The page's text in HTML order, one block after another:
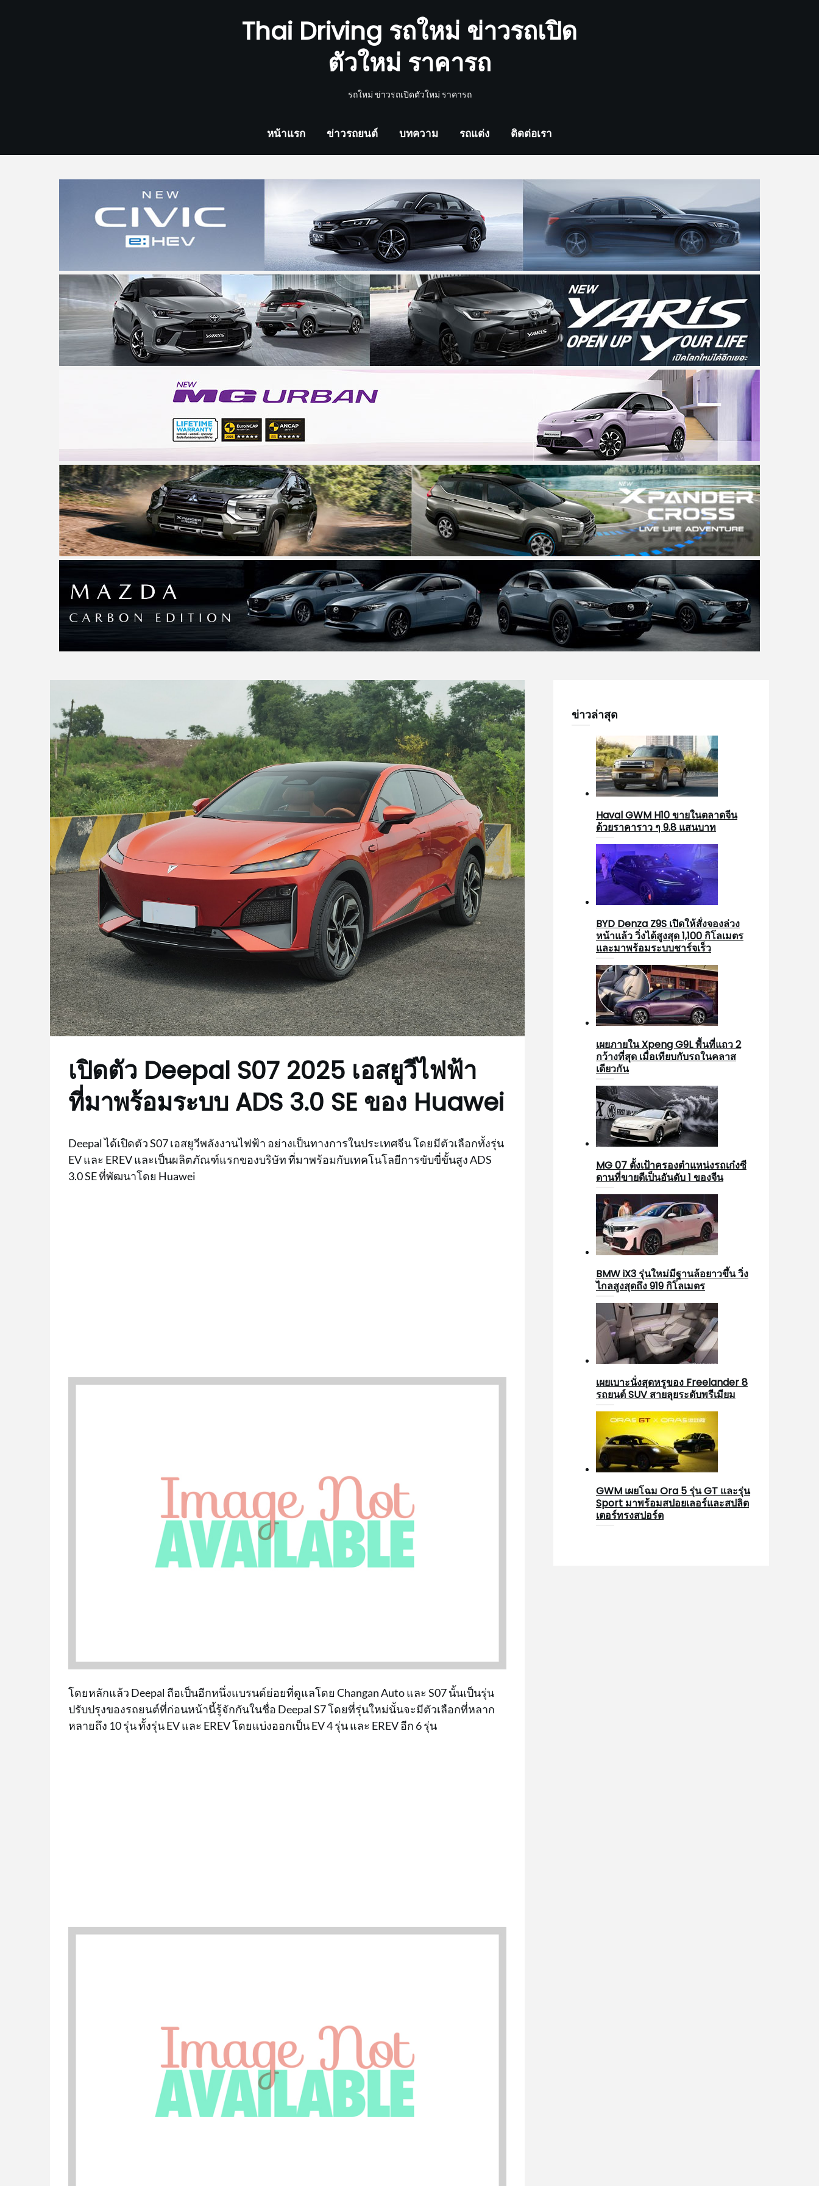
Thai Driving รถใหม่ ข่าวรถเปิด
ตัวใหม่ ราคารถ
รถใหม่ ข่าวรถเปิดตัวใหม่ ราคารถ
หน้าแรก ข่าวรถยนต์ บทความ รถแต่ง ติดต่อเรา
เปิดตัว Deepal S07 2025 เอสยูวีไฟฟ้า
ที่มาพร้อมระบบ ADS 3.0 SE ของ Huawei
Deepal ได้เปิดตัว S07 เอสยูวีพลังงานไฟฟ้า อย่างเป็นทางการในประเทศจีน โดยมีตัวเลือกทั้งรุ่น
EV และ EREV และเป็นผลิตภัณฑ์แรกของบริษัท ที่มาพร้อมกับเทคโนโลยีการขับขี่ขั้นสูง ADS
3.0 SE ที่พัฒนาโดย Huawei
โดยหลักแล้ว Deepal ถือเป็นอีกหนึ่งแบรนด์ย่อยที่ดูแลโดย Changan Auto และ S07 นั้นเป็นรุ่น
ปรับปรุงของรถยนต์ที่ก่อนหน้านี้รู้จักกันในชื่อ Deepal S7 โดยที่รุ่นใหม่นั้นจะมีตัวเลือกที่หลาก
หลายถึง 10 รุ่น ทั้งรุ่น EV และ EREV โดยแบ่งออกเป็น EV 4 รุ่น และ EREV อีก 6 รุ่น
ข่าวล่าสุด
Haval GWM H10 ขายในตลาดจีน
ด้วยราคาราว ๆ 9.8 แสนบาท
BYD Denza Z9S เปิดให้สั่งจองล่วง
หน้าแล้ว วิ่งได้สูงสุด 1,100 กิโลเมตร
และมาพร้อมระบบชาร์จเร็ว
เผยภายใน Xpeng G9L พื้นที่แถว 2
กว้างที่สุด เมื่อเทียบกับรถในคลาส
เดียวกัน
MG 07 ตั้งเป้าครองตำแหน่งรถเก๋งซี
ดานที่ขายดีเป็นอันดับ 1 ของจีน
BMW iX3 รุ่นใหม่มีฐานล้อยาวขึ้น วิ่ง
ไกลสูงสุดถึง 919 กิโลเมตร
เผยเบาะนั่งสุดหรูของ Freelander 8
รถยนต์ SUV สายลุยระดับพรีเมียม
GWM เผยโฉม Ora 5 รุ่น GT และรุ่น
Sport มาพร้อมสปอยเลอร์และสปลิต
เตอร์ทรงสปอร์ต